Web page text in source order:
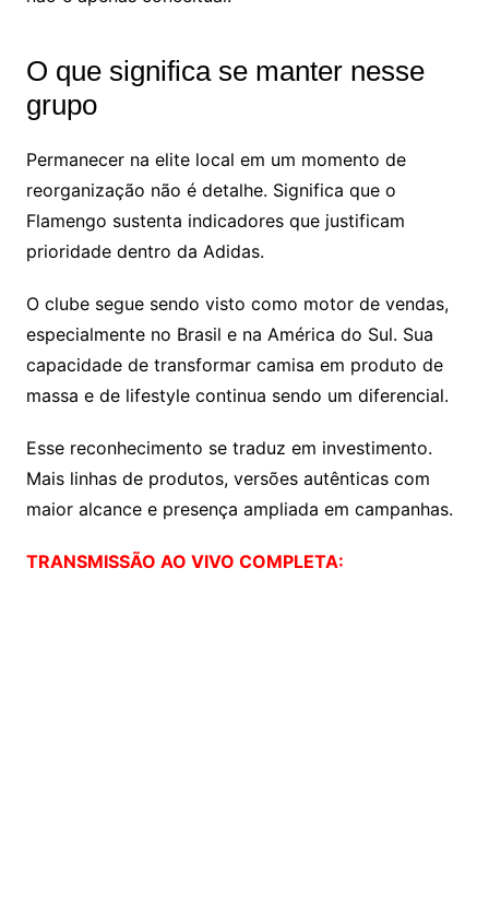
O que significa se manter nesse
grupo
Permanecer na elite local em um momento de
reorganização não é detalhe. Significa que o
Flamengo sustenta indicadores que justificam
prioridade dentro da Adidas.
O clube segue sendo visto como motor de vendas,
especialmente no Brasil e na América do Sul. Sua
capacidade de transformar camisa em produto de
massa e de lifestyle continua sendo um diferencial.
Esse reconhecimento se traduz em investimento.
Mais linhas de produtos, versões autênticas com
maior alcance e presença ampliada em campanhas.
TRANSMISSÃO AO VIVO COMPLETA: